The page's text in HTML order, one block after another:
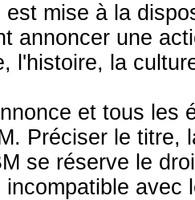
est mise à la
annoncer une
l'histoire, la
et tous les
Préciser le titre,
se réserve le
incompatible avec